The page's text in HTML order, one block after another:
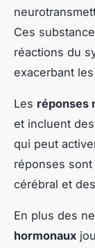
Ces
réactions du
exacerbant
Les réponses
et incluent
qui peut
réponses sont
cérébral et
En plus des
hormonaux